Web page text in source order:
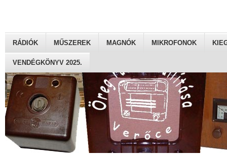
RÁDIÓK MŰSZEREK MAGNÓK MIKROFONOK
VENDÉGKÖNYV 2025.